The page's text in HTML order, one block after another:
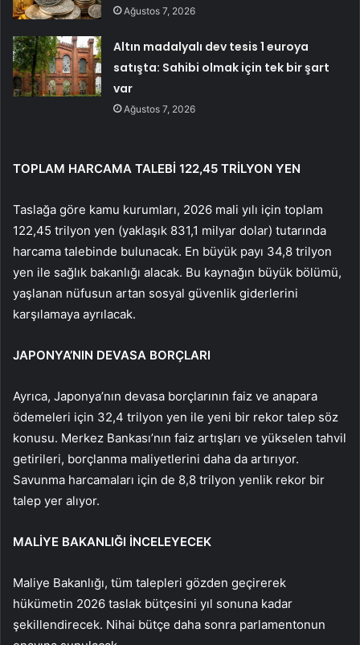
Ağustos 7, 2026
Altın madalyalı dev tesis 1 euroya
satışta: Sahibi olmak için tek bir şart
var
Ağustos 7, 2026
TOPLAM HARCAMA TALEBİ 122,45 TRİLYON YEN
Taslağa göre kamu kurumları, 2026 mali yılı için toplam
122,45 trilyon yen (yaklaşık 831,1 milyar dolar) tutarında
harcama talebinde bulunacak. En büyük payı 34,8 trilyon
yen ile sağlık bakanlığı alacak. Bu kaynağın büyük bölümü,
yaşlanan nüfusun artan sosyal güvenlik giderlerini
karşılamaya ayrılacak.
JAPONYA’NIN DEVASA BORÇLARI
Ayrıca, Japonya’nın devasa borçlarının faiz ve anapara
ödemeleri için 32,4 trilyon yen ile yeni bir rekor talep söz
konusu. Merkez Bankası’nın faiz artışları ve yükselen tahvil
getirileri, borçlanma maliyetlerini daha da artırıyor.
Savunma harcamaları için de 8,8 trilyon yenlik rekor bir
talep yer alıyor.
MALİYE BAKANLIĞI İNCELEYECEK
Maliye Bakanlığı, tüm talepleri gözden geçirerek
hükümetin 2026 taslak bütçesini yıl sonuna kadar
şekillendirecek. Nihai bütçe daha sonra parlamentonun